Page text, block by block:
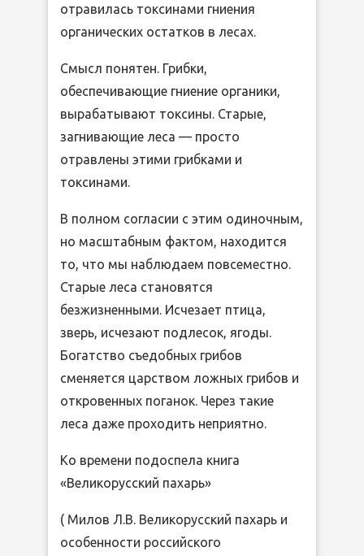
отравилась токсинами гниения
органических остатков в лесах.
Смысл понятен. Грибки,
обеспечивающие гниение органики,
вырабатывают токсины. Старые,
загнивающие леса — просто
отравлены этими грибками и
токсинами.
В полном согласии с этим одиночным,
но масштабным фактом, находится
то, что мы наблюдаем повсеместно.
Старые леса становятся
безжизненными. Исчезает птица,
зверь, исчезают подлесок, ягоды.
Богатство съедобных грибов
сменяется царством ложных грибов и
откровенных поганок. Через такие
леса даже проходить неприятно.
Ко времени подоспела книга
«Великорусский пахарь»
( Милов Л.В. Великорусский пахарь и
особенности российского